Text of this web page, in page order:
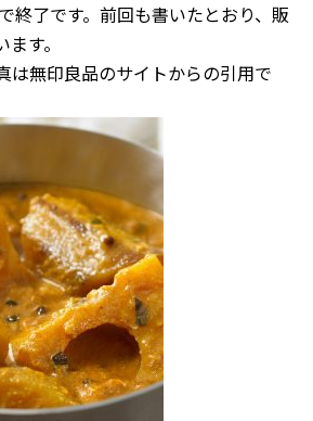
終了です。前回も書いたとおり、販
す。
は無印良品のサイトからの引用で